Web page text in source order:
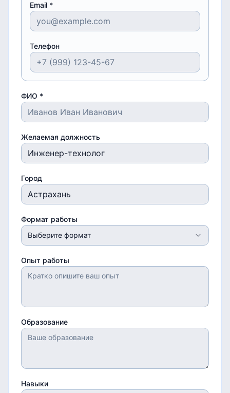
Email *
Телефон
ФИО *
Желаемая должность
Город
Формат работы
Выберите формат
Опыт работы
Образование
Навыки